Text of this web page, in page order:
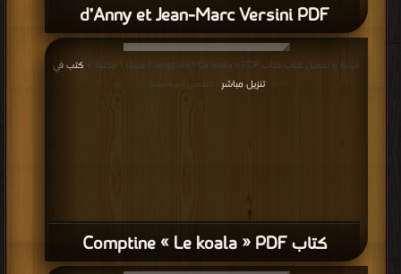
d’Anny et Jean-Marc Versini PDF
كتاب Comptine « Le koala » PDF
قراءة و تحميل كتاب كتاب Comptine « Le koala » PDF مجانا | مكتبة >
كتب في
تنزيل مباشر | التحميل : مرة/مرات